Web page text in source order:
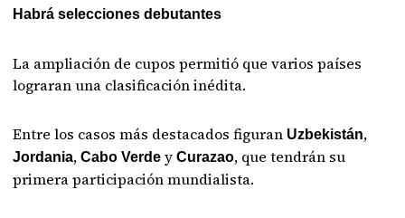
Habrá selecciones debutantes
La ampliación de cupos permitió que varios países
lograran una clasificación inédita.
Entre los casos más destacados figuran Uzbekistán,
Jordania,Cabo Verde yCurazao, que tendrán su
primera participación mundialista.